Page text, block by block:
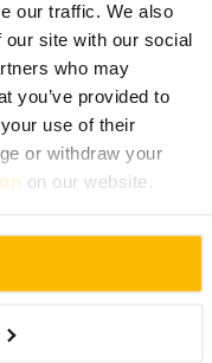
our traffic. We also
site with our social
who may
you’ve provided to
use of their
or withdraw your
on our website.
en